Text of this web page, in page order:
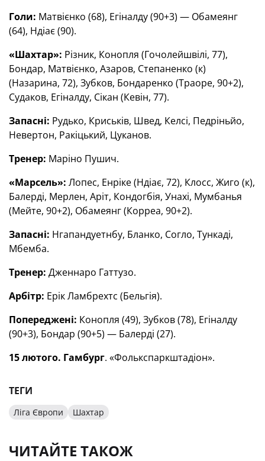
Голи: Матвієнко (68), Егіналду (90+3) — Обамеянг
(64), Ндіає (90).
«Шахтар»: Різник, Конопля (Гочолейшвілі, 77),
Бондар, Матвієнко, Азаров, Степаненко (к)
(Назарина, 72), Зубков, Бондаренко (Траоре, 90+2),
Судаков, Егіналду, Сікан (Кевін, 77).
Запасні: Рудько, Криськів, Швед, Келсі, Педріньйо,
Невертон, Ракіцький, Цуканов.
Тренер: Маріно Пушич.
«Марсель»: Лопес, Енріке (Ндіає, 72), Клосс, Жиго (к),
Балерді, Мерлен, Аріт, Кондогбія, Унахі, Мумбанья
(Мейте, 90+2), Обамеянг (Корреа, 90+2).
Запасні: Нгапандуетнбу, Бланко, Согло, Тункаді,
Мбемба.
Тренер: Дженнаро Гаттузо.
Арбітр: Ерік Ламбрехтс (Бельгія).
Попереджені: Конопля (49), Зубков (78), Егіналду
(90+3), Бондар (90+5) — Балерді (27).
15 лютого. Гамбург. «Фолькспаркштадіон».
ТЕГИ
Ліга Європи Шахтар
ЧИТАЙТЕ ТАКОЖ